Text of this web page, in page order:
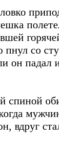
пнул со
он падал
спиной
вдруг